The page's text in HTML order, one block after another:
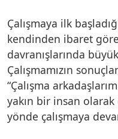
Çalışmaya ilk
kendinden ibaret
davranışlarında
Çalışmamızın
“Çalışma
yakın bir insan
yönde çalışmaya